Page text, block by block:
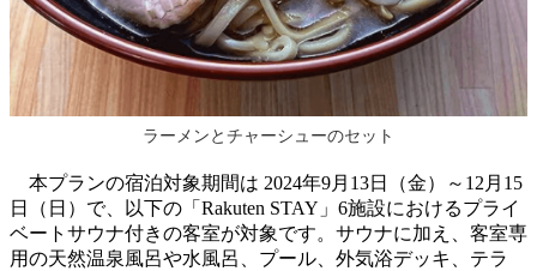
ラーメンとチャーシューのセット
本プランの宿泊対象期間は 2024年9月13日（金）～12月15
日（日）で、以下の「Rakuten STAY」6施設におけるプライ
ベートサウナ付きの客室が対象です。サウナに加え、客室専
用の天然温泉風呂や水風呂、プール、外気浴デッキ、テラ